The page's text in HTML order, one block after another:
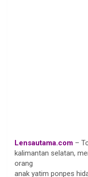
Lensautama.com –
kalimantan selatan,
orang
anak yatim ponpes